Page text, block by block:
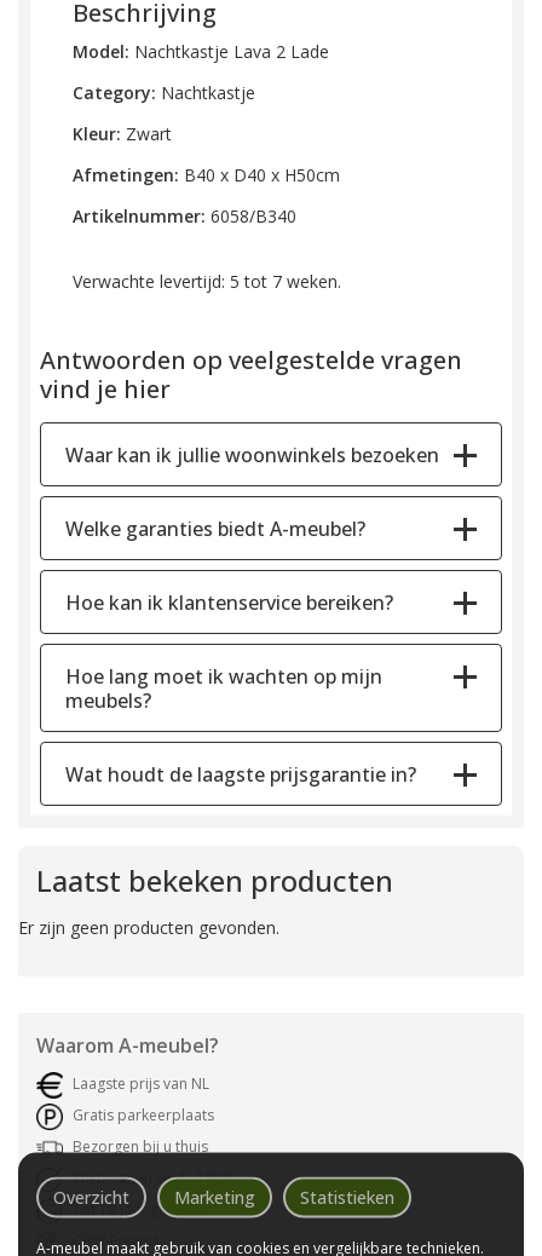
Beschrijving
Model: Nachtkastje Lava 2 Lade
Category: Nachtkastje
Kleur: Zwart
Afmetingen: B40 x D40 x H50cm
Artikelnummer: 6058/B340
Verwachte levertijd: 5 tot 7 weken.
Antwoorden op veelgestelde vragen
vind je hier
Waar kan ik jullie woonwinkels bezoeken
Welke garanties biedt A-meubel?
Hoe kan ik klantenservice bereiken?
Hoe lang moet ik wachten op mijn
meubels?
Wat houdt de laagste prijsgarantie in?
Laatst bekeken producten
Er zijn geen producten gevonden.
Waarom A-meubel?
Laagste prijs van NL
Gratis parkeerplaats
Bezorgen bij u thuis
Wij bestaan sinds 1992!
Tot 10 jaar garantie
CBW-Erkend
Overzicht Marketing Statistieken
A-meubel maakt gebruik van cookies en vergelijkbare technieken.